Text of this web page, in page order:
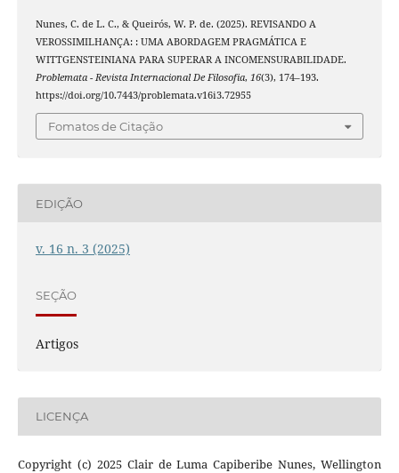
Nunes, C. de L. C., & Queirós, W. P. de. (2025). REVISANDO A
VEROSSIMILHANÇA: : UMA ABORDAGEM PRAGMÁTICA E
WITTGENSTEINIANA PARA SUPERAR A INCOMENSURABILIDADE.
Problemata - Revista Internacional De Filosofia, 16(3), 174–193.
https://doi.org/10.7443/problemata.v16i3.72955
Fomatos de Citação
EDIÇÃO
v. 16 n. 3 (2025)
SEÇÃO
Artigos
LICENÇA
Copyright (c) 2025 Clair de Luma Capiberibe Nunes, Wellington